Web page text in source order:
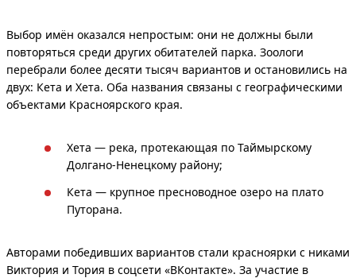
Выбор имён оказался непростым: они не должны были
повторяться среди других обитателей парка. Зоологи
перебрали более десяти тысяч вариантов и остановились на
двух: Кета и Хета. Оба названия связаны с географическими
объектами Красноярского края.
Хета — река, протекающая по Таймырскому
Долгано-Ненецкому району;
Кета — крупное пресноводное озеро на плато
Путорана.
Авторами победивших вариантов стали красноярки с никами
Виктория и Тория в соцсети «ВКонтакте». За участие в